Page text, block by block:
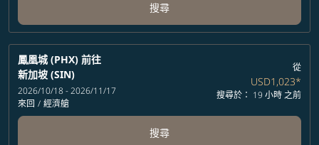
搜尋
鳳凰城 (PHX) 前往
新加坡 (SIN)
2026/10/18 - 2026/11/17
來回 / 經濟艙
從
USD1,023*
搜尋於： 19 小時 之前
搜尋